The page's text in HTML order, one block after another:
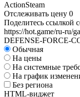
ActionSteam
Отслеживать цену 0
Поделитесь ссылкой
https://hot.game/ru-ru/
DEFENSE-FORCE-
Обычная
На цены
На системные
На график
Без региона
HTML-виджет